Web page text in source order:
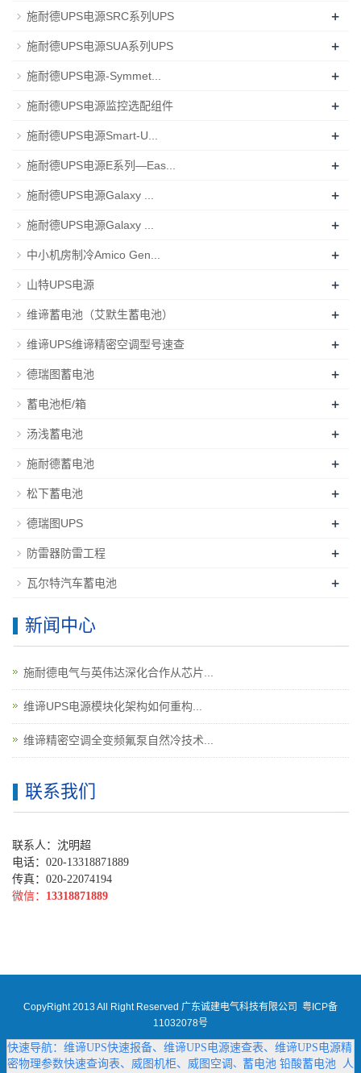
施耐德UPS电源SRC系列UPS +
施耐德UPS电源SUA系列UPS +
施耐德UPS电源-Symmet... +
施耐德UPS电源监控选配组件 +
施耐德UPS电源Smart-U... +
施耐德UPS电源E系列—Eas... +
施耐德UPS电源Galaxy ... +
施耐德UPS电源Galaxy ... +
中小机房制冷Amico Gen... +
山特UPS电源 +
维谛蓄电池（艾默生蓄电池） +
维谛UPS维谛精密空调型号速查 +
德瑞图蓄电池 +
蓄电池柜/箱 +
汤浅蓄电池 +
施耐德蓄电池 +
松下蓄电池 +
德瑞图UPS +
防雷器防雷工程 +
瓦尔特汽车蓄电池 +
新闻中心
施耐德电气与英伟达深化合作从芯片...
维谛UPS电源模块化架构如何重构...
维谛精密空调全变频氟泵自然冷技术...
联系我们
联系人：沈明超
电话：020-13318871889
传真：020-22074194
微信： 13318871889
CopyRight 2013 All Right Reserved 广东诚建电气科技有限公司 粤ICP备
11032078号
快速导航： 维谛UPS快速报备、 维谛UPS电源速查表、 维谛UPS电源精
密物理参数快速查询表、 威图机柜、 威图空调、 蓄电池 铅酸蓄电池 人